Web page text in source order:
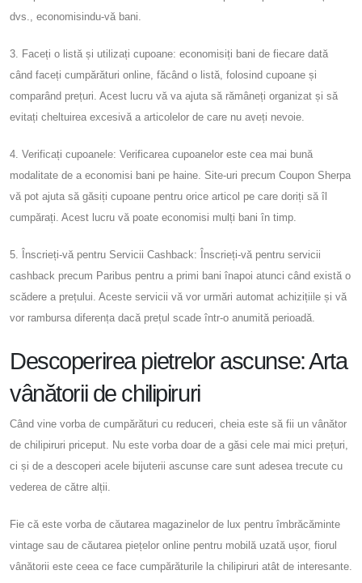
dvs., economisindu-vă bani.
3. Faceți o listă și utilizați cupoane: economisiți bani de fiecare dată
când faceți cumpărături online, făcând o listă, folosind cupoane și
comparând prețuri. Acest lucru vă va ajuta să rămâneți organizat și să
evitați cheltuirea excesivă a articolelor de care nu aveți nevoie.
4. Verificați cupoanele: Verificarea cupoanelor este cea mai bună
modalitate de a economisi bani pe haine. Site-uri precum Coupon Sherpa
vă pot ajuta să găsiți cupoane pentru orice articol pe care doriți să îl
cumpărați. Acest lucru vă poate economisi mulți bani în timp.
5. Înscrieți-vă pentru Servicii Cashback: Înscrieți-vă pentru servicii
cashback precum Paribus pentru a primi bani înapoi atunci când există o
scădere a prețului. Aceste servicii vă vor urmări automat achizițiile și vă
vor rambursa diferența dacă prețul scade într-o anumită perioadă.
Descoperirea pietrelor ascunse: Arta
vânătorii de chilipiruri
Când vine vorba de cumpărături cu reduceri, cheia este să fii un vânător
de chilipiruri priceput. Nu este vorba doar de a găsi cele mai mici prețuri,
ci și de a descoperi acele bijuterii ascunse care sunt adesea trecute cu
vederea de către alții.
Fie că este vorba de căutarea magazinelor de lux pentru îmbrăcăminte
vintage sau de căutarea piețelor online pentru mobilă uzată ușor, fiorul
vânătorii este ceea ce face cumpărăturile la chilipiruri atât de interesante.